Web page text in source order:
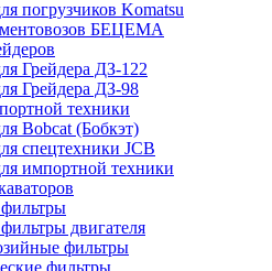
погрузчиков Komatsu
БЕЦЕМА
Грейдера ДЗ-122
Грейдера ДЗ-98
техники
Bobcat (Бобкэт)
спецтехники JCB
импортной техники
двигателя
фильтры
фильтры